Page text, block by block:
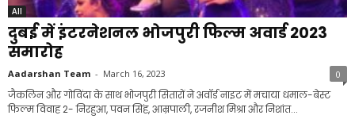
All
दुबई में इंटरनेशनल भोजपुरी फिल्म अवार्ड 2023
समारोह
Aadarshan Team - March 16, 2023 0
जैकलिन और गोविंदा के साथ भोजपुरी सितारों ने अवॉर्ड नाइट में मचाया धमाल-बेस्ट
फिल्म विवाह 2- निरहुआ, पवन सिंह, आम्रपाली, रजनीश मिश्रा और निशांत...